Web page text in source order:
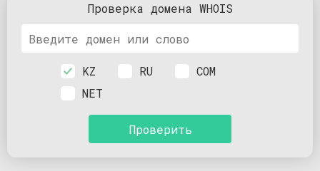
Проверка домена WHOIS
Проверить
KZ RU
COM
NET